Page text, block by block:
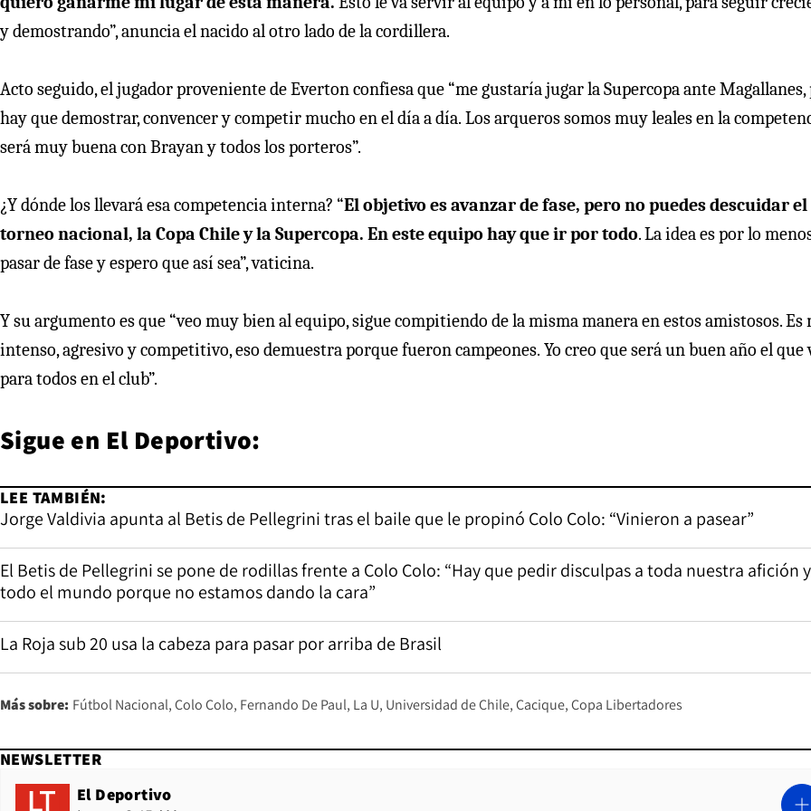
y demostrando”, anuncia el nacido al otro lado de la cordillera.
Acto seguido, el jugador proveniente de Everton confiesa que “me gustaría jugar la Supercopa ante Magallanes,
hay que demostrar, convencer y competir mucho en el día a día. Los arqueros somos muy leales en la
será muy buena con Brayan y todos los porteros”.
¿Y dónde los llevará esa competencia interna? “El objetivo es avanzar de fase, pero no puedes descuidar el
torneo nacional, la Copa Chile y la Supercopa. En este equipo hay que ir por todo. La idea es por lo
pasar de fase y espero que así sea”, vaticina.
Y su argumento es que “veo muy bien al equipo, sigue compitiendo de la misma manera en estos amistosos. Es
intenso, agresivo y competitivo, eso demuestra porque fueron campeones. Yo creo que será un buen año el que
para todos en el club”.
Sigue en El Deportivo:
LEE TAMBIÉN:
Jorge Valdivia apunta al Betis de Pellegrini tras el baile que le propinó Colo Colo: “Vinieron a pasear”
El Betis de Pellegrini se pone de rodillas frente a Colo Colo: “Hay que pedir disculpas a toda nuestra afición
todo el mundo porque no estamos dando la cara”
La Roja sub 20 usa la cabeza para pasar por arriba de Brasil
Más sobre: Fútbol Nacional Colo Colo Fernando De Paul La U Universidad de Chile Cacique Copa Libertadores
NEWSLETTER
El Deportivo